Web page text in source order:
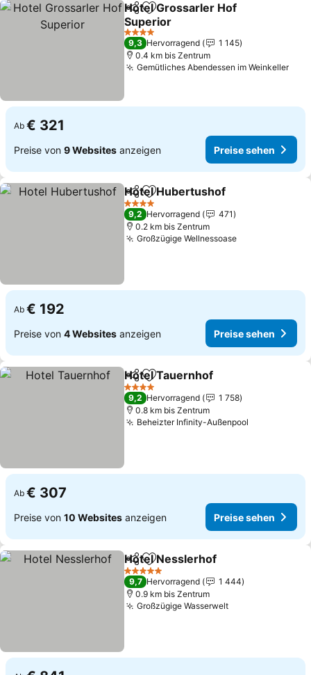
TeilenZu Favoriten hinzufügen
Hotel Grossarler Hof
Superior
Preise sehen
4 Sterne
9,3 Hervorragend
1 145
0.4 km bis Zentrum
Gemütliches Abendessen im Weinkeller
Ab € 321
Preise von 9 Websites anzeigen Preise sehen
TeilenZu Favoriten hinzufügen
Hotel Hubertushof
4 Sterne
9,2 Hervorragend
471
0.2 km bis Zentrum
Großzügige WellnessoasePreise sehen
Ab € 192
Preise von 4 Websites anzeigen Preise sehen
TeilenZu Favoriten hinzufügen
Hotel Tauernhof
4 Sterne
9,2 Hervorragend
1 758
0.8 km bis Zentrum
Beheizter Infinity-Außenpool
Ab € 307
Preise von 10 Websites anzeigen Preise sehen
TeilenZu Favoriten hinzufügen
Hotel Nesslerhof
5 Sterne
9,7 Hervorragend
1 444
0.9 km bis Zentrum
Großzügige WasserweltPreise sehen